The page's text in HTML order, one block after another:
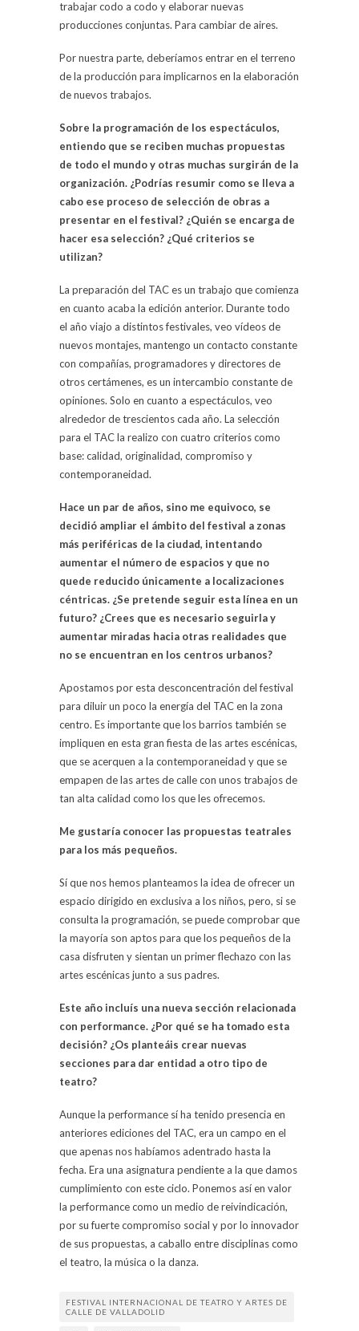
trabajar codo a codo y elaborar nuevas
producciones conjuntas. Para cambiar de aires.
Por nuestra parte, deberíamos entrar en el terreno
de la producción para implicarnos en la elaboración
de nuevos trabajos.
Sobre la programación de los espectáculos,
entiendo que se reciben muchas propuestas
de todo el mundo y otras muchas surgirán de la
organización. ¿Podrías resumir como se lleva a
cabo ese proceso de selección de obras a
presentar en el festival? ¿Quién se encarga de
hacer esa selección? ¿Qué criterios se
utilizan?
La preparación del TAC es un trabajo que comienza
en cuanto acaba la edición anterior. Durante todo
el año viajo a distintos festivales, veo vídeos de
nuevos montajes, mantengo un contacto constante
con compañías, programadores y directores de
otros certámenes, es un intercambio constante de
opiniones. Solo en cuanto a espectáculos, veo
alrededor de trescientos cada año. La selección
para el TAC la realizo con cuatro criterios como
base: calidad, originalidad, compromiso y
contemporaneidad.
Hace un par de años, sino me equivoco, se
decidió ampliar el ámbito del festival a zonas
más periféricas de la ciudad, intentando
aumentar el número de espacios y que no
quede reducido únicamente a localizaciones
céntricas. ¿Se pretende seguir esta línea en un
futuro? ¿Crees que es necesario seguirla y
aumentar miradas hacia otras realidades que
no se encuentran en los centros urbanos?
Apostamos por esta desconcentración del festival
para diluir un poco la energía del TAC en la zona
centro. Es importante que los barrios también se
impliquen en esta gran fiesta de las artes escénicas,
que se acerquen a la contemporaneidad y que se
empapen de las artes de calle con unos trabajos de
tan alta calidad como los que les ofrecemos.
Me gustaría conocer las propuestas teatrales
para los más pequeños.
Sí que nos hemos planteamos la idea de ofrecer un
espacio dirigido en exclusiva a los niños, pero, si se
consulta la programación, se puede comprobar que
la mayoría son aptos para que los pequeños de la
casa disfruten y sientan un primer flechazo con las
artes escénicas junto a sus padres.
Este año incluís una nueva sección relacionada
con performance. ¿Por qué se ha tomado esta
decisión? ¿Os planteáis crear nuevas
secciones para dar entidad a otro tipo de
teatro?
Aunque la performance sí ha tenido presencia en
anteriores ediciones del TAC, era un campo en el
que apenas nos habíamos adentrado hasta la
fecha. Era una asignatura pendiente a la que damos
cumplimiento con este ciclo. Ponemos así en valor
la performance como un medio de reivindicación,
por su fuerte compromiso social y por lo innovador
de sus propuestas, a caballo entre disciplinas como
el teatro, la música o la danza.
FESTIVAL INTERNACIONAL DE TEATRO Y ARTES DE
CALLE DE VALLADOLID